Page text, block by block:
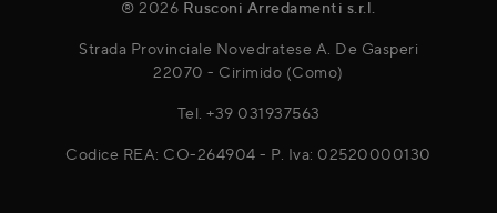
® 2026 Rusconi Arredamenti s.r.l.
Strada Provinciale Novedratese A. De Gasperi
22070 - Cirimido (Como)
Tel. +39 031937563
Codice REA: CO-264904 - P. Iva: 02520000130